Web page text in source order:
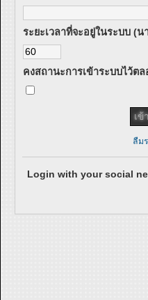
ระยะเวลาที่จะอยู่ในระบบ (น
คงสถานะการเข้าระบบไว้ตล
ลืม
Login with your social